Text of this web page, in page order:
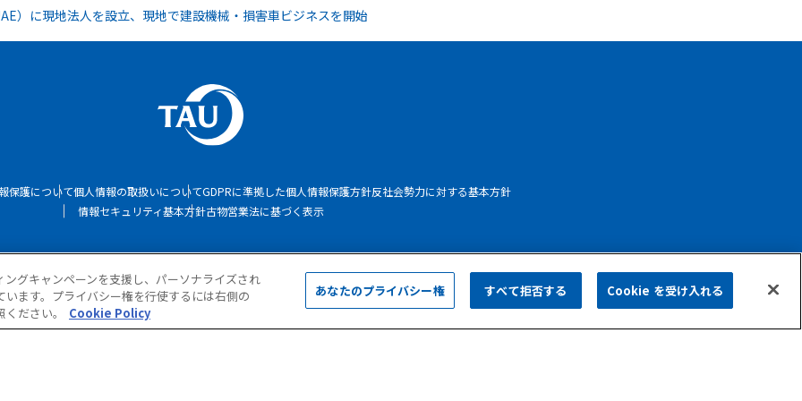
）に現地法人を設立、現地で建設機械・損害車ビジネスを開始
保護について個人情報の取扱いについてGDPRに準拠した個人情報保護方針反社会勢力に対する基本方針
情報セキュリティ基本方針古物営業法に基づく表示
Copyright © TAU Corporation. All Rights Reserved.
グキャンペーンを支援し、パーソナライズされ
ます。プライバシー権を行使するには右側の
ださい。
Cookie Policy
あなたのプライバシー権 すべて拒否する Cookie を受け入れる